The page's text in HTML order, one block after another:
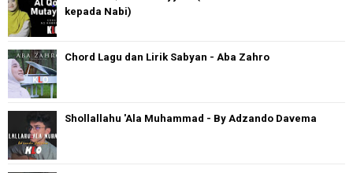
kepada Nabi)
Chord Lagu dan Lirik Sabyan - Aba Zahro
Shollallahu 'Ala Muhammad - By Adzando Davema